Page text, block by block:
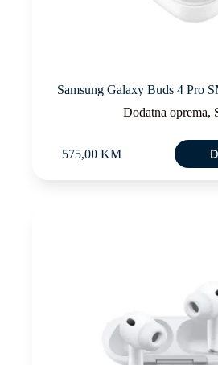
Samsung Galaxy Buds 4 Pro
Dodatna oprema,
575,00 KM